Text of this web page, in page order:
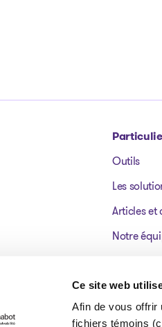
Ce site web
Afin de vous offrir
fichiers témoins
Outils
Les
Articles et
Notre
FAQ